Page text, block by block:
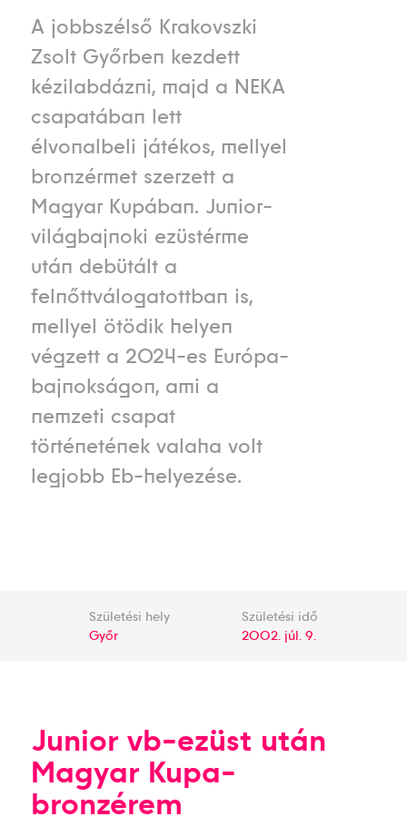
A jobbszélső Krakovszki
Zsolt Győrben kezdett
kézilabdázni, majd a NEKA
csapatában lett
élvonalbeli játékos, mellyel
bronzérmet szerzett a
Magyar Kupában. Junior-
világbajnoki ezüstérme
után debütált a
felnőttválogatottban is,
mellyel ötödik helyen
végzett a 2024-es Európa-
bajnokságon, ami a
nemzeti csapat
történetének valaha volt
legjobb Eb-helyezése.
Születési hely
Győr
Születési idő
2002. júl. 9.
Junior vb-ezüst után
Magyar Kupa-
bronzérem